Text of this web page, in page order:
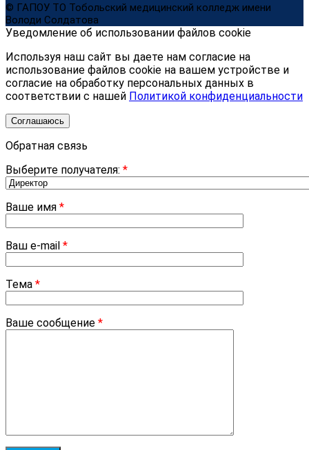
© ГАПОУ ТО Тобольский медицинский колледж имени
Володи Солдатова
Уведомление об использовании файлов cookie
Используя наш сайт вы даете нам согласие на
использование файлов cookie на вашем устройстве и
согласие на обработку персональных данных в
соответствии с нашей Политикой конфиденциальности
Соглашаюсь
Обратная связь
Выберите получателя: *
Ваше имя *
Ваш e-mail *
Тема *
Ваше сообщение *